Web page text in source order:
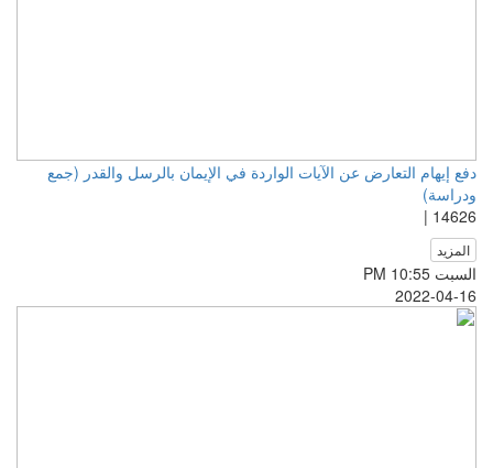
دفع إيهام التعارض عن الآيات الواردة في الإيمان بالرسل والقدر (جمع
ودراسة)
14626 |
المزيد
السبت PM 10:55
2022-04-16